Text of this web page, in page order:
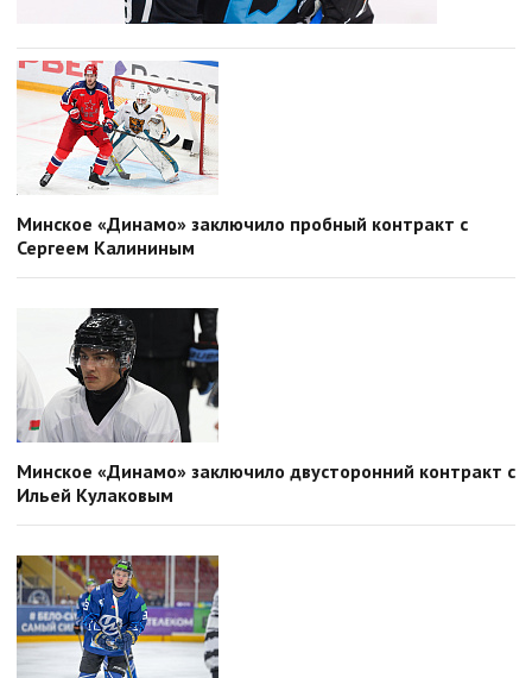
Минское «Динамо» заключило пробный контракт с
Сергеем Калининым
Минское «Динамо» заключило двусторонний контракт с
Ильей Кулаковым